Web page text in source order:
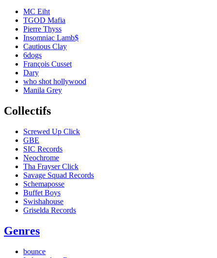
MC Eiht
TGOD Mafia
Pierre Thyss
Insomniac Lamb$
Cautious Clay
6dogs
François Cusset
Dary
who shot hollywood
Manila Grey
Collectifs
Screwed Up Click
GBE
SIC Records
Neochrome
Tha Frayser Click
Savage Squad Records
Schemaposse
Buffet Boys
Swishahouse
Griselda Records
Genres
bounce